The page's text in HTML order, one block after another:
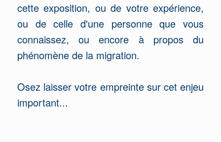
cette exposition, ou de votre expérience,
ou de celle d'une personne que vous
connaissez, ou encore à propos du
phénomène de la migration.
Osez laisser votre empreinte sur cet enjeu
important...